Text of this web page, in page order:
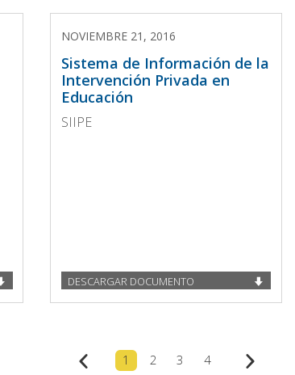
NOVIEMBRE 21, 2016
Sistema de Información de la
Intervención Privada en
Educación
SIIPE
DESCARGAR DOCUMENTO
1 2 3 4